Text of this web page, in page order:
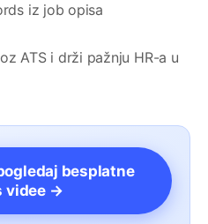
iz job opisa
ATS i drži pažnju HR-a u
besplatne
videe →